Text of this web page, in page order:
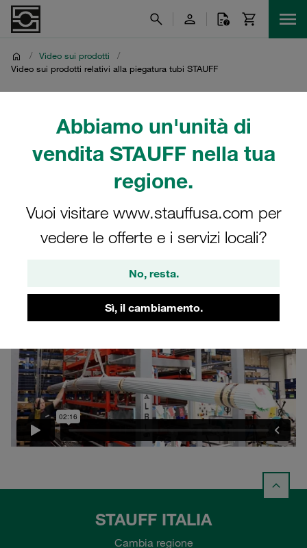
Abbiamo un'unità di
vendita STAUFF nella tua
regione.
Vuoi visitare www.stauffusa.com per
vedere le offerte e i servizi locali?
No, resta.
Sì, il cambiamento.
/ Video sui prodotti
/
Video sui prodotti relativi alla piegatura tubi STAUFF
Video sui prodotti relativi
alla piegatura tubi
Video sul centro di piegatura tubi STAUFF di
STAUFF ITALIA
Cambia regione